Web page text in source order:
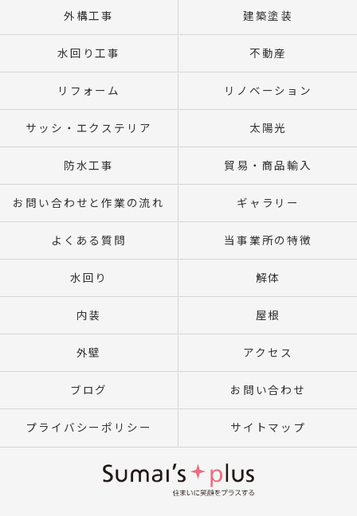
外構工事 建築塗装
水回り工事 不動産
リフォーム リノベーション
サッシ・エクステリア 太陽光
防水工事 貿易・商品輸入
お問い合わせと作業の流れ ギャラリー
よくある質問 当事業所の特徴
水回り 解体
内装 屋根
外壁 アクセス
ブログ お問い合わせ
プライバシーポリシー サイトマップ